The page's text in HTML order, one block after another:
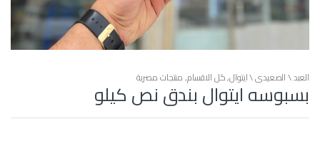
العبد \ الصعيدي \ ايتوال,كل الاقسام,منتجات مصرية
بسبوسه ايتوال بندق نص كيلو